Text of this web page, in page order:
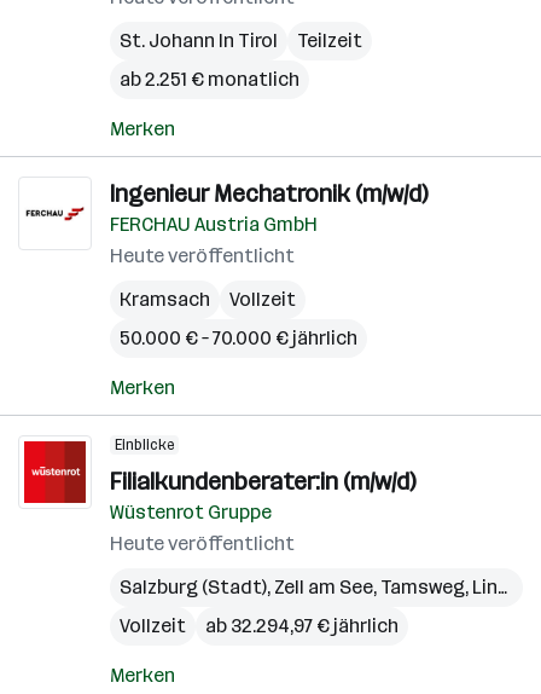
St. Johann In Tirol
Teilzeit
ab 2.251 € monatlich
Merken
Ingenieur Mechatronik (m/w/d)
FERCHAU Austria GmbH
Heute veröffentlicht
Kramsach
Vollzeit
50.000 € – 70.000 € jährlich
Merken
Einblicke
Filialkundenberater:in (m/w/d)
Wüstenrot Gruppe
Heute veröffentlicht
Salzburg (Stadt), Zell am See, Tamsweg, Linz
Vollzeit
ab 32.294,97 € jährlich
Merken